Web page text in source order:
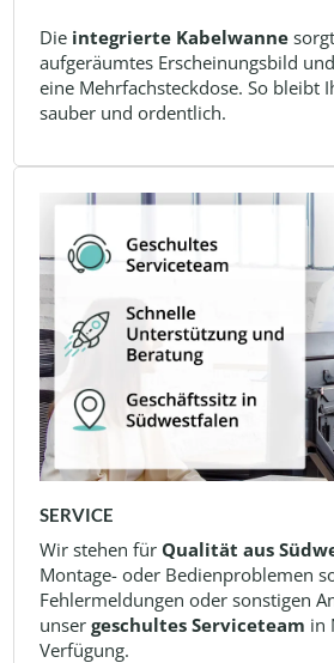
Die integrierte Kabelwanne
aufgeräumtes Erscheinungsbild
eine Mehrfachsteckdose. So bleibt
sauber und ordentlich.
SERVICE
Wir stehen für Qualität aus
Montage- oder Bedienproblemen
Fehlermeldungen oder sonstigen
unsergeschultes Serviceteam in
Verfügung.